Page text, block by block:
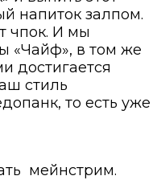
напиток залпом.
чпок. И мы
«Чайф», в том же
достигается
стиль
то есть уже
мейнстрим.